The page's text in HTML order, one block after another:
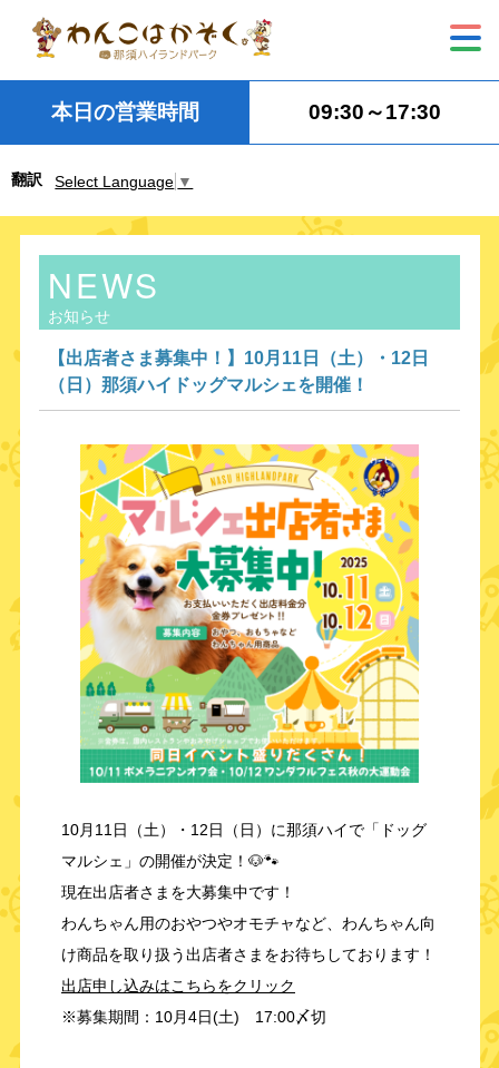
本日の営業時間 09:30～17:30
翻訳 Select Language ▼
NEWS
お知らせ
【出店者さま募集中！】10月11日（土）・12日
（日）那須ハイドッグマルシェを開催！
10月11日（土）・12日（日）に那須ハイで「ドッグ
マルシェ」の開催が決定！🐶🐾
現在出店者さまを大募集中です！
わんちゃん用のおやつやオモチャなど、わんちゃん向
け商品を取り扱う出店者さまをお待ちしております！
出店申し込みはこちらをクリック
※募集期間：10月4日(土) 17:00〆切